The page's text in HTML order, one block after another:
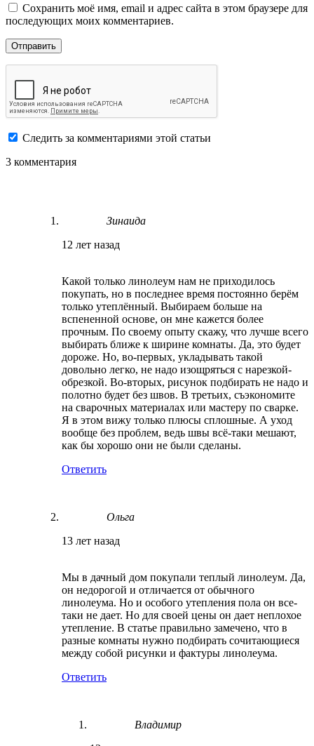
Сохранить моё имя, email и адрес сайта в этом браузере для
последующих моих комментариев.
Следить за комментариями этой статьи
3 комментария
Зинаида
12 лет назад
Какой только линолеум нам не приходилось
покупать, но в последнее время постоянно берём
только утеплённый. Выбираем больше на
вспененной основе, он мне кажется более
прочным. По своему опыту скажу, что лучше всего
выбирать ближе к ширине комнаты. Да, это будет
дороже. Но, во-первых, укладывать такой
довольно легко, не надо изощряться с нарезкой-
обрезкой. Во-вторых, рисунок подбирать не надо и
полотно будет без швов. В третьих, съэкономите
на сварочных материалах или мастеру по сварке.
Я в этом вижу только плюсы сплошные. А уход
вообще без проблем, ведь швы всё-таки мешают,
как бы хорошо они не были сделаны.
Ответить
Ольга
13 лет назад
Мы в дачный дом покупали теплый линолеум. Да,
он недорогой и отличается от обычного
линолеума. Но и особого утепления пола он все-
таки не дает. Но для своей цены он дает неплохое
утепление. В статье правильно замечено, что в
разные комнаты нужно подбирать сочитающиеся
между собой рисунки и фактуры линолеума.
Ответить
Владимир